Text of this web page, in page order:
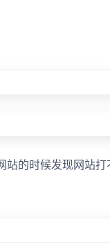
站的时候发现网站打